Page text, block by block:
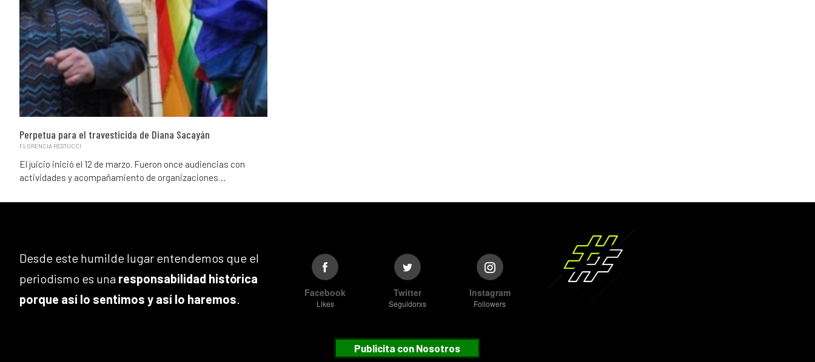
Perpetua para el travesticida de Diana Sacayán
FLORENCIA RESTUCCI
El juicio inició el 12 de marzo. Fueron once audiencias con
actividades y acompañamiento de organizaciones…
Desde este humilde lugar entendemos que el
periodismo es una responsabilidad histórica
porque así lo sentimos y así lo haremos
Facebook
Likes
Twitter
Seguidorxs
Instagram
Followers
Publicita con Nosotros